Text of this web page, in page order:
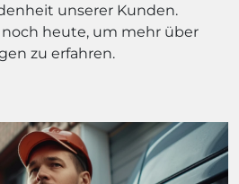
unserer Kunden.
heute, um mehr über
zu erfahren.